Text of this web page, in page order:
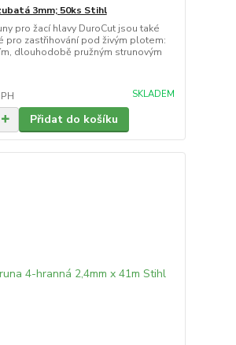
3mm; 50ks Stihl
pro žací hlavy DuroCut jsou také
pro zastřihování pod živým plotem:
dlouhodobě pružným strunovým
SKLADEM
Přidat do košíku